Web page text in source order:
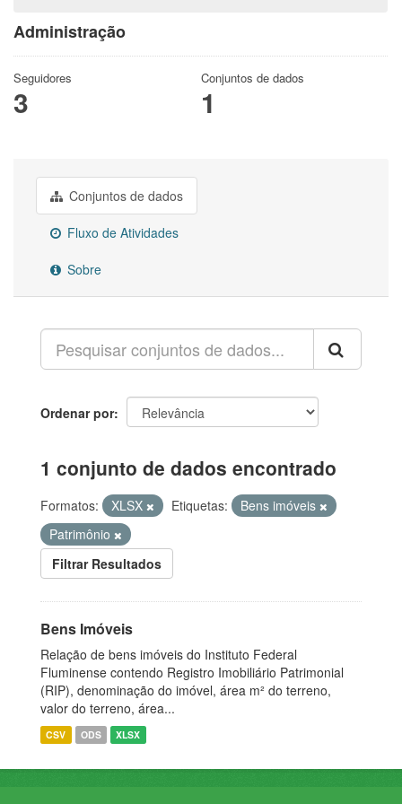
Administração
Seguidores
3
Conjuntos de dados
1
Conjuntos de dados
Fluxo de Atividades
Sobre
Ordenar por
1 conjunto de dados encontrado
Formatos: XLSX Etiquetas:
Bens imóveis
Patrimônio
Filtrar Resultados
Bens Imóveis
Relação de bens imóveis do Instituto Federal
Fluminense contendo Registro Imobiliário Patrimonial
(RIP), denominação do imóvel, área m² do terreno,
valor do terreno, área...
CSV ODS XLSX